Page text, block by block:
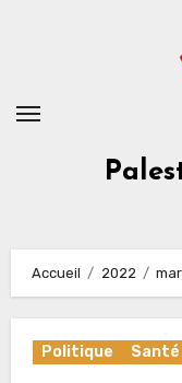
Accueil 2022
Politique Santé